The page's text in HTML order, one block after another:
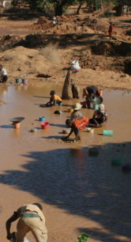
heureux
LE DÉTAIL